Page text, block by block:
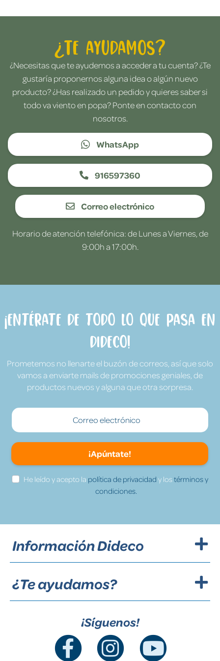
¿Te ayudamos?
¿Necesitas que te ayudemos a acceder a tu cuenta? ¿Te
gustaría proponernos alguna idea o algún nuevo
producto? ¿Has realizado un pedido y quieres saber si
todo va viento en popa? Ponte en contacto con
nosotros.
WhatsApp
916597360
Correo electrónico
Horario de atención telefónica: de Lunes a Viernes, de
9:00h a 17:00h.
¡Entérate de todo lo que pasa en
Dideco!
Prometemos no llenarte el buzón de correos, así que solo
vamos a enviarte mails de promociones geniales, de
productos nuevos y alguna que otra sorpresa.
¡Apúntate!
He leído y acepto la política de privacidad y lostérminos y
condiciones.
Información Dideco
¿Te ayudamos?
¡Síguenos!